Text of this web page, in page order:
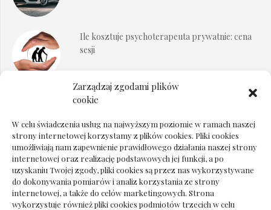
Zarządzaj zgodami plików
cookie
W celu świadczenia usług na najwyższym poziomie w ramach naszej
strony internetowej korzystamy z plików cookies. Pliki cookies
umożliwiają nam zapewnienie prawidłowego działania naszej strony
internetowej oraz realizację podstawowych jej funkcji, a po
uzyskaniu Twojej zgody, pliki cookies są przez nas wykorzystywane
do dokonywania pomiarów i analiz korzystania ze strony
internetowej, a także do celów marketingowych. Strona
wykorzystuje również pliki cookies podmiotów trzecich w celu
Ile kosztuje psychoterapeuta prywatnie: cena
sesji
Dokumenty do odbioru przy zmianie biura
Deska podłogowa do salonu: jak wybrać bez
pośpiechu